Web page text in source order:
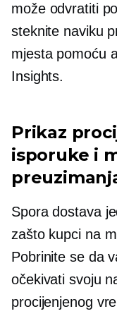
može odvratiti
steknite naviku
mjesta pomoću
Insights.
Prikaz
isporuke i
Spora dostava
zašto kupci na
Pobrinite se da
očekivati ​​svoju
procijenjenog